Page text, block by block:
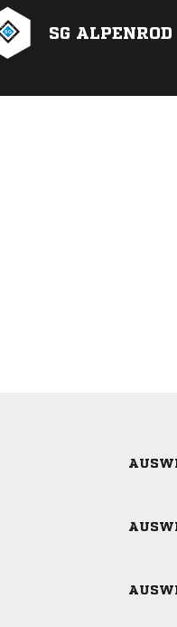
SG ALPENROD